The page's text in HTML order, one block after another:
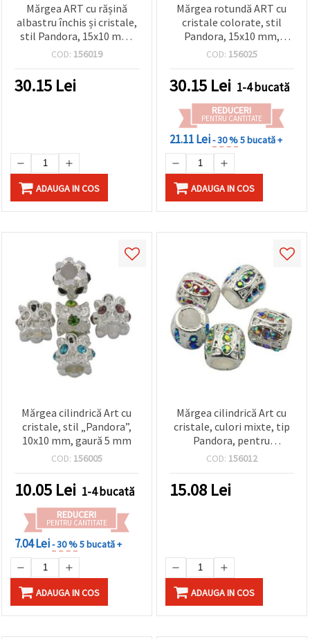
Mărgea ART cu rășină
albastru închis și cristale,
stil Pandora, 15x10 mm,
orificiu 5 mm – pentru
și DIY
COD: 156019
30.15 Lei
ADAUGA IN COS
Mărgea rotundă ART cu
cristale colorate, stil
Pandora, 15x10 mm,
orificiu 5 mm
COD: 156025
30.15 Lei 1-4 bucată
REDUCERI
PENTRU CANTITATE
21.11 Lei- 30 %5 bucată +
ADAUGA IN COS
Mărgea cilindrică Art cu
cristale, stil „Pandora”,
10x10 mm, gaură 5 mm
COD: 156005
10.05 Lei 1-4 bucată
REDUCERI
PENTRU CANTITATE
7.04 Lei- 30 %5 bucată +
ADAUGA IN COS
Mărgea cilindrică Art cu
cristale, culori mixte, tip
Pandora, pentru
confecționarea
orificiu 5 mm
COD: 156012
15.08 Lei
ADAUGA IN COS